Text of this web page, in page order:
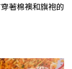
著棉襖和旗袍的